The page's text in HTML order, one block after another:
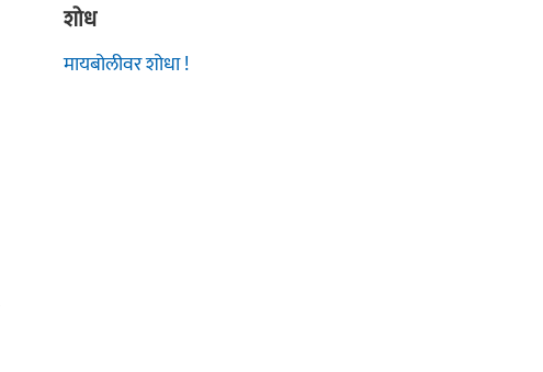
शोध
मायबोलीवर शोधा !